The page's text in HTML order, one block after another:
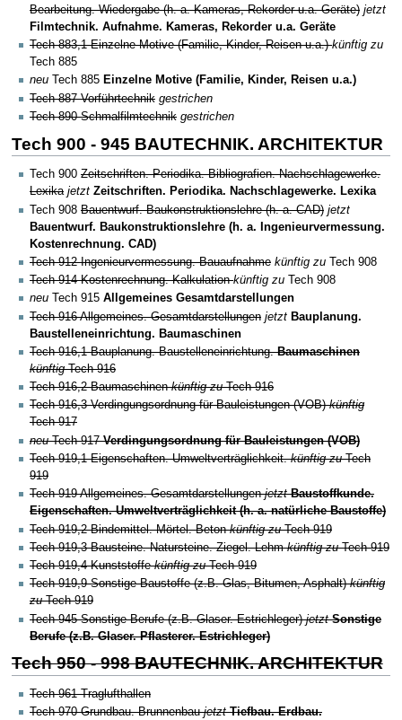
Bearbeitung. Wiedergabe (h. a. Kameras, Rekorder u.a. Geräte) jetzt
Filmtechnik. Aufnahme. Kameras, Rekorder u.a. Geräte
Tech 883,1 Einzelne Motive (Familie, Kinder, Reisen u.a.)künftig zu
Tech 885
neu Tech 885 Einzelne Motive (Familie, Kinder, Reisen u.a.)
Tech 887 Vorführtechnik gestrichen
Tech 890 Schmalfilmtechnik gestrichen
Tech 900 - 945 BAUTECHNIK. ARCHITEKTUR
Tech 900 Zeitschriften. Periodika. Bibliografien. Nachschlagewerke.
Lexika jetzt Zeitschriften. Periodika. Nachschlagewerke. Lexika
Tech 908 Bauentwurf. Baukonstruktionslehre (h. a. CAD) jetzt
Bauentwurf. Baukonstruktionslehre (h. a. Ingenieurvermessung.
Kostenrechnung. CAD)
Tech 912 Ingenieurvermessung. Bauaufnahme künftig zu Tech 908
Tech 914 Kostenrechnung. Kalkulationkünftig zu Tech 908
neu Tech 915 Allgemeines Gesamtdarstellungen
Tech 916 Allgemeines. Gesamtdarstellungen jetzt Bauplanung.
Baustelleneinrichtung. Baumaschinen
Tech 916,1 Bauplanung. Baustelleneinrichtung.Baumaschinen
künftigTech 916
Tech 916,2 Baumaschinenkünftig zuTech 916
Tech 916,3Verdingungsordnung für Bauleistungen (VOB)künftig
Tech 917
neuTech 917Verdingungsordnung für Bauleistungen (VOB)
Tech 919,1 Eigenschaften. Umweltverträglichkeit. künftig zuTech
919
Tech 919Allgemeines. Gesamtdarstellungenjetzt Baustoffkunde.
Eigenschaften. Umweltverträglichkeit (h. a. natürliche Baustoffe)
Tech 919,2 Bindemittel. Mörtel. Beton künftig zuTech 919
Tech 919,3 Bausteine. Natursteine. Ziegel. Lehm künftig zuTech 919
Tech 919,4 Kunststoffe künftig zuTech 919
Tech 919,9 Sonstige Baustoffe (z.B. Glas, Bitumen, Asphalt) künftig
zuTech 919
Tech 945Sonstige Berufe (z.B. Glaser. Estrichleger)jetzt Sonstige
Berufe (z.B. Glaser. Pflasterer. Estrichleger)
Tech 950 - 998 BAUTECHNIK. ARCHITEKTUR
Tech 961 Traglufthallen
Tech 970Grundbau. Brunnenbau jetzt Tiefbau. Erdbau.